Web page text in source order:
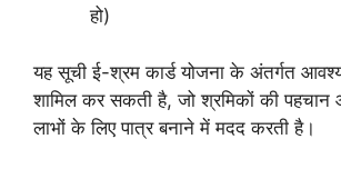
हो)
यह सूची ई-श्रम कार्ड योजना के अंतर्गत
शामिल कर सकती है, जो श्रमिकों की पहचान
लाभों के लिए पात्र बनाने में मदद करती है।